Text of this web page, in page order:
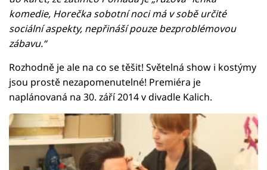
komedie, Horečka sobotní noci má v sobě určité
sociální aspekty, nepřináší pouze bezproblémovou
zábavu.“
Rozhodně je ale na co se těšit! Světelná show i kostýmy
jsou prostě nezapomenutelné! Premiéra je
naplánovaná na 30. září 2014 v divadle Kalich.